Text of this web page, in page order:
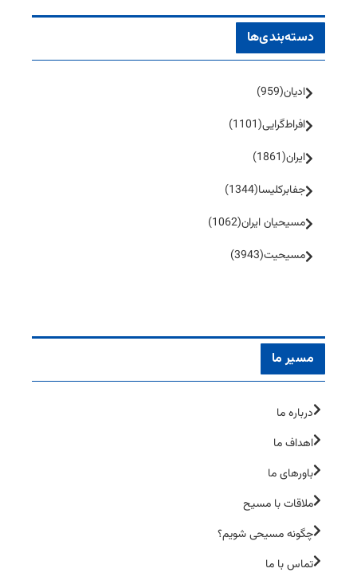
دسته‌بندی‌ها
ادیان(959)
افراط‌گرایی(1101)
ایران(1861)
جفا‌بر‌کلیسا(1344)
مسیحیان ایران(1062)
مسیحیت(3943)
مسیر ما
درباره ما
اهداف ما
باورهای ما
ملاقات با مسیح
چگونه مسیحی شویم؟
تماس با ما